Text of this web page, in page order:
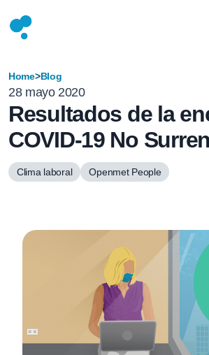
Home>Blog
28 mayo 2020
Resultados de la
COVID-19 No
Clima laboral Openmet People